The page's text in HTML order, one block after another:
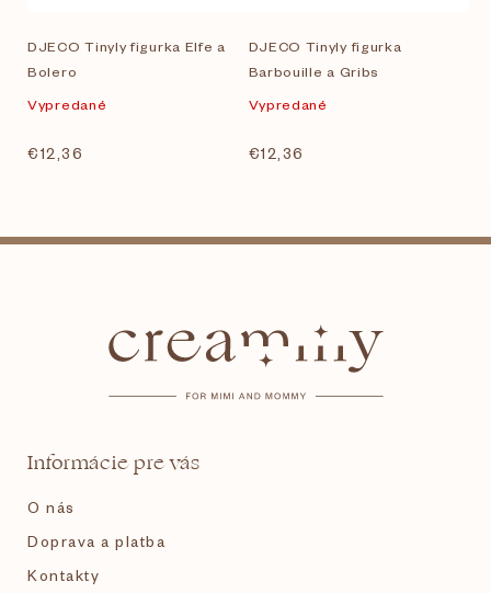
DJECO Tinyly figurka Elfe a
Bolero
Vypredané
€12,36
DJECO Tinyly figurka
Barbouille a Gribs
Vypredané
€12,36
Informácie pre vás
O nás
Doprava a platba
Kontakty